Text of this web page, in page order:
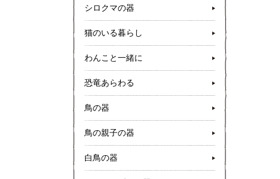
シロクマの器
猫のいる暮らし
わんこと一緒に
恐竜あらわる
鳥の器
鳥の親子の器
白鳥の器